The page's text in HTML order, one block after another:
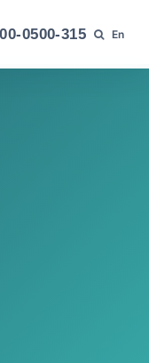
0500-315 En